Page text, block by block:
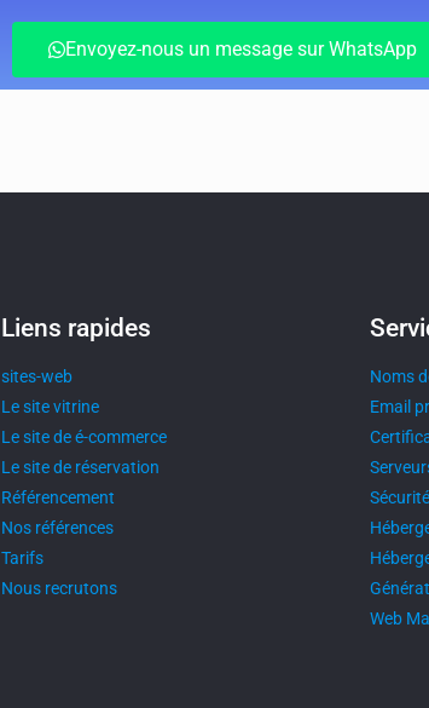
Envoyez-nous un message sur WhatsApp
Liens rapides
sites-web
Le site vitrine
Le site de é-commerce
Le site de réservation
Référencement
Nos références​
Tarifs
Nous recrutons
Noms
Email
Web